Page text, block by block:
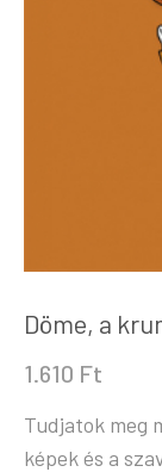
Döme, a
1.610 Ft
Tudjatok meg
képek és a